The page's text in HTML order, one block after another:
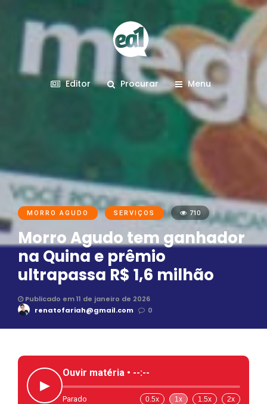
Editor Procurar Menu
MORRO AGUDO SERVIÇOS 710
Morro Agudo tem ganhador
na Quina e prêmio
ultrapassa R$ 1,6 milhão
Publicado em 11 de janeiro de 2026
renatofariah@gmail.com
0
▶
Ouvir matéria • --:--
Parado 0.5x 1x 1.5x 2x